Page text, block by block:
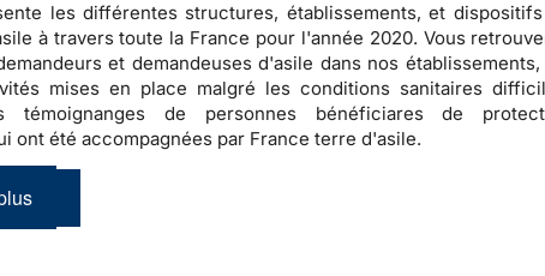
les différentes structures, établissements, et
à travers toute la France pour l'année 2020. Vous
et demandeuses d'asile dans nos établissements,
mises en place malgré les conditions sanitaires
de personnes bénéficiares de
ont été accompagnées par France terre d'asile.